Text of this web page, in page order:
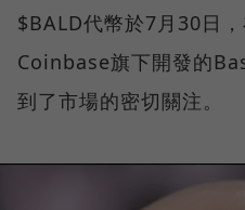
$BALD代幣於7月30日
Coinbase旗下開發的
到了市場的密切關注。